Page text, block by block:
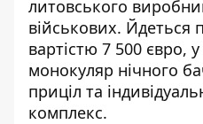
литовського
військових. Йдеться
вартістю 7 500 євро,
монокуляр нічного
приціл та
комплекс.